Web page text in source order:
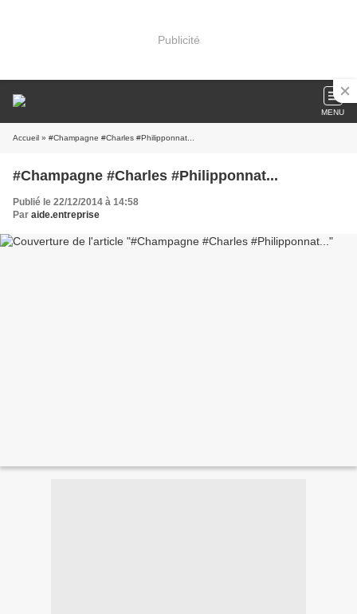
Publicité
MENU
Accueil » #Champagne #Charles #Philipponnat...
#Champagne #Charles #Philipponnat...
Publié le 22/12/2014 à 14:58
Par aide.entreprise